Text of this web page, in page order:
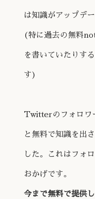
は知識がアップデ
(特に過去の無料
を書いていたりす
す)
Twitterのフォロワ
と無料で知識を出
した。これはフォ
おかげです。
今まで無料で提供